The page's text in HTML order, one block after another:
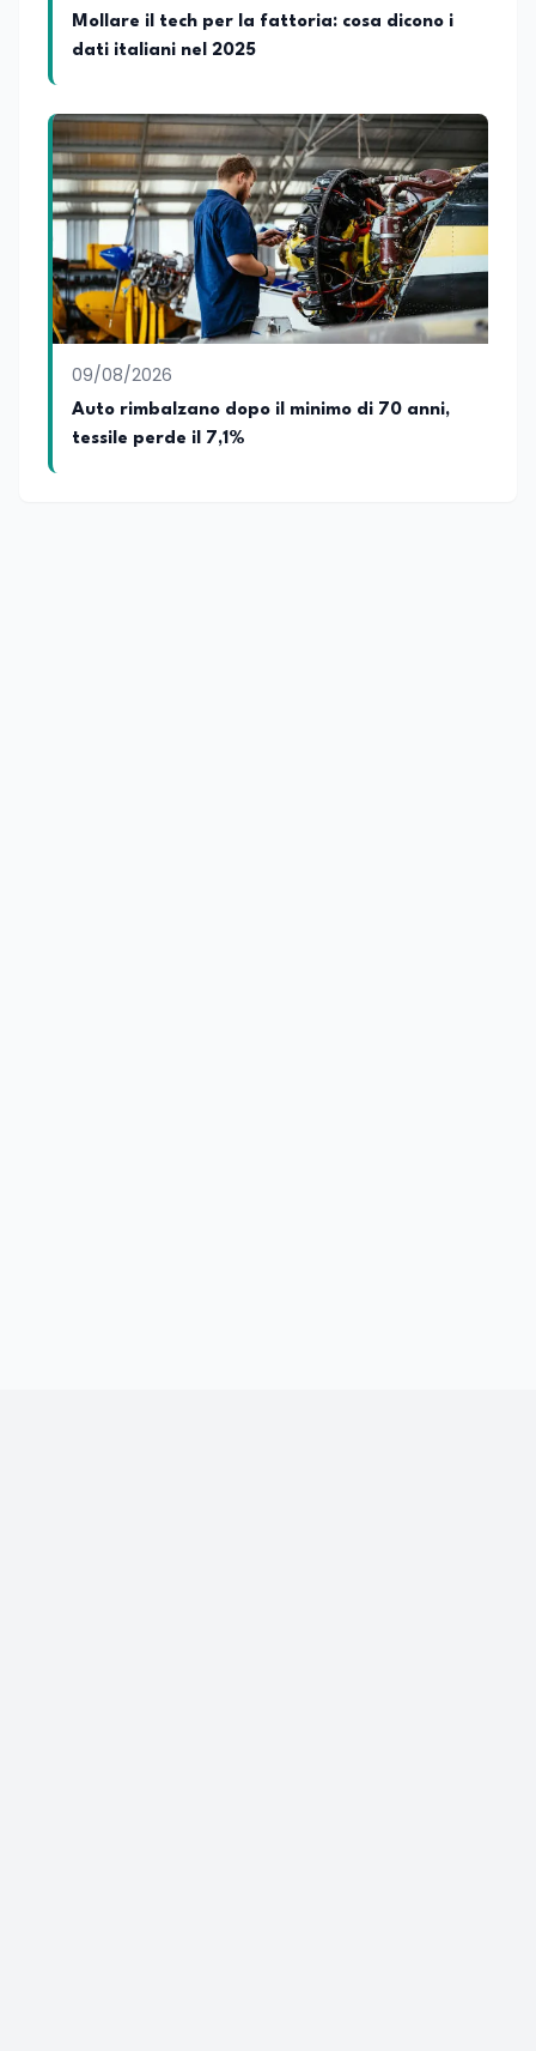
Mollare il tech per la fattoria: cosa dicono i
dati italiani nel 2025
09/08/2026
Auto rimbalzano dopo il minimo di 70 anni,
tessile perde il 7,1%